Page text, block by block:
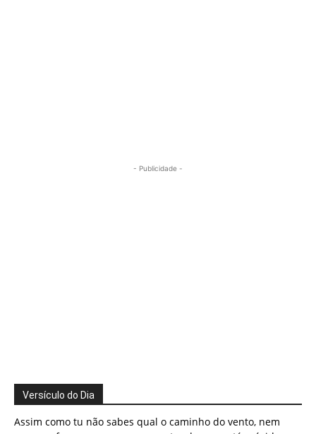
- Publicidade -
Versículo do Dia
Assim como tu não sabes qual o caminho do vento, nem